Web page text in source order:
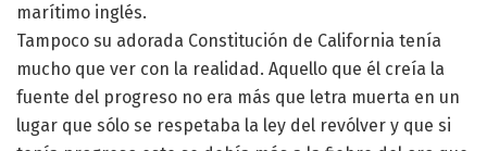
marítimo inglés.
Tampoco su adorada Constitución de California tenía
mucho que ver con la realidad. Aquello que él creía la
fuente del progreso no era más que letra muerta en un
lugar que sólo se respetaba la ley del revólver y que si